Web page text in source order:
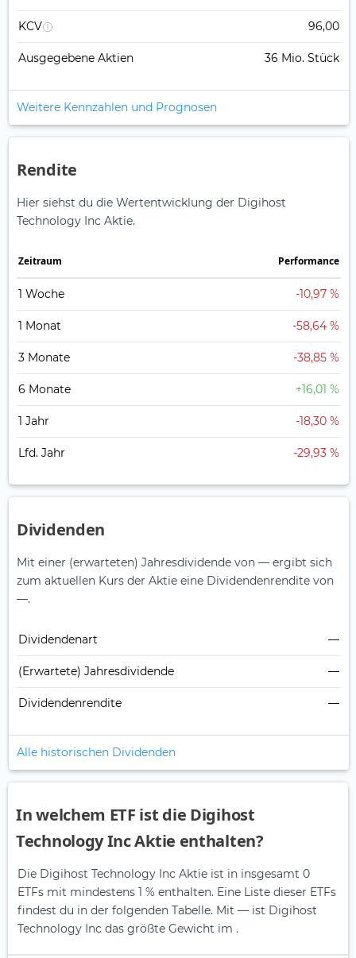
KCV 96,00
Ausgegebene Aktien 36 Mio. Stück
Weitere Kennzahlen und Prognosen
Rendite
Hier siehst du die Wertentwicklung der Digihost
Technology Inc Aktie.
Zeitraum Perfor­mance
1 Woche -10,97 %
1 Monat -58,64 %
3 Monate -38,85 %
6 Monate +16,01 %
1 Jahr -18,30 %
Lfd. Jahr -29,93 %
Dividenden
Mit einer (erwarteten) Jahresdividende von — ergibt sich
zum aktuellen Kurs der Aktie eine Dividendenrendite von
—.
Dividendenart —
(Erwartete) Jahresdividende —
Dividendenrendite —
Alle historischen Dividenden
In welchem ETF ist die Digihost
Technology Inc Aktie enthalten?
Die Digihost Technology Inc Aktie ist in insgesamt 0
ETFs mit mindestens 1 % enthalten. Eine Liste dieser ETFs
findest du in der folgenden Tabelle. Mit — ist Digihost
Technology Inc das größte Gewicht im .